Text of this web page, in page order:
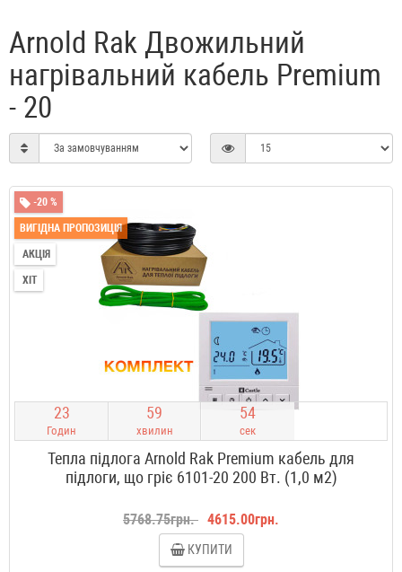
Arnold Rak Двожильний
нагрівальний кабель Premium
- 20
-20 %
ВИГІДНА ПРОПОЗИЦІЯ
АКЦІЯ
ХІТ
23
Годин
59
хвилин
53
сек
Тепла підлога Arnold Rak Premium кабель для
підлоги, що гріє 6101-20 200 Вт. (1,0 м2)
5768.75грн. 4615.00грн.
КУПИТИ